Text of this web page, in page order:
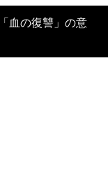
「血の復讐」の意